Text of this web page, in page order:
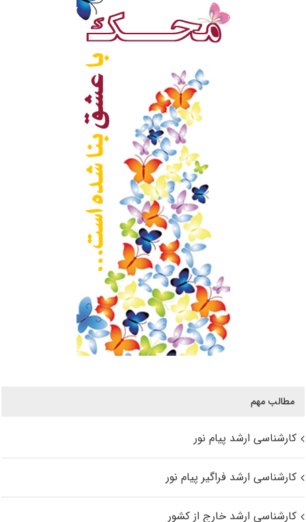
مطالب مهم
کارشناسی ارشد پیام نور
کارشناسی ارشد فراگیر پیام نور
کارشناسی ارشد خارج از کشور